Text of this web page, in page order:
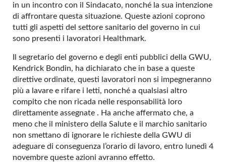
in un incontro con il Sindacato, nonché la sua intenzione
di affrontare questa situazione. Queste azioni coprono
tutti gli aspetti del settore sanitario del governo in cui
sono presenti i lavoratori Healthmark.
Il segretario del governo e degli enti pubblici della GWU,
Kendrick Bondin, ha dichiarato che in base a queste
direttive ordinate, questi lavoratori non si impegneranno
più a lavare e rifare i letti, nonché a qualsiasi altro
compito che non ricada nelle responsabilità loro
direttamente assegnate . Ha anche affermato che, a
meno che il ministero della Salute e il marchio sanitario
non smettano di ignorare le richieste della GWU di
adeguare di conseguenza l’orario di lavoro, entro lunedì 4
novembre queste azioni avranno effetto.